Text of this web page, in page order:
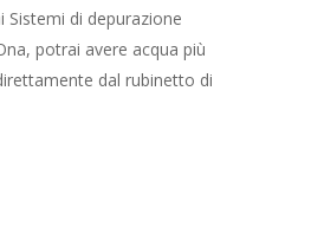
Sistemi di depurazione
potrai avere acqua più
dal rubinetto di